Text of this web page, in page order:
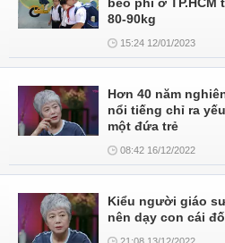
80-90kg
15:24 12/01/2023
Hơn 40 năm
nổi tiếng chỉ ra
một đứa trẻ
08:42 16/12/2022
Kiểu người giáo
nên dạy con cái